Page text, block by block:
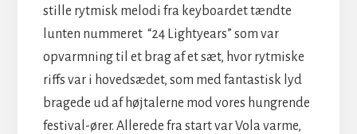
stille rytmisk melodi fra keyboardet tændte
lunten nummeret “24 Lightyears” som var
opvarmningtil et brag af et sæt, hvor rytmiske
riffs var i hovedsædet, som med fantastisk lyd
bragede ud af højtalerne mod vores hungrende
festival-ører. Allerede fra start var Vola varme,